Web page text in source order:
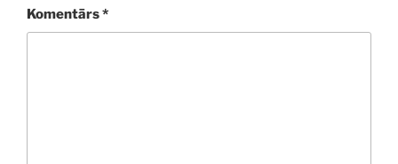
Komentārs*